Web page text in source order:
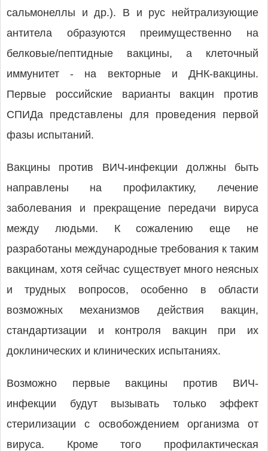
сальмонеллы и др.). В и рус нейтрализующие
антитела образуются преимущественно на
белковые/пептидные вакцины, а клеточный
иммунитет - на векторные и ДНК-вакцины.
Первые российские варианты вакцин против
СПИДа представлены для проведения первой
фазы испытаний.
Вакцины против ВИЧ-инфекции должны быть
направлены на профилактику, лечение
заболевания и прекращение передачи вируса
между людьми. К сожалению еще не
разработаны международные требования к таким
вакцинам, хотя сейчас существует много неясных
и трудных вопросов, особенно в области
возможных механизмов действия вакцин,
стандартизации и контроля вакцин при их
доклинических и клинических испытаниях.
Возможно первые вакцины против ВИЧ-
инфекции будут вызывать только эффект
стерилизации с освобождением организма от
вируса. Кроме того профилактическая